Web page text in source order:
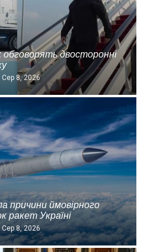
обговорять двосторонні
Сер 8, 2026
причини ймовірного
ракет Україні
Сер 8, 2026